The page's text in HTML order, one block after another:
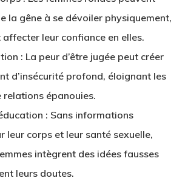
la gêne à se dévoiler physiquement,
affecter leur confiance en elles.
: La peur d’être jugée peut créer
d’insécurité profond, éloignant les
relations épanouies.
: Sans informations
leur corps et leur santé sexuelle,
intègrent des idées fausses
leurs doutes.